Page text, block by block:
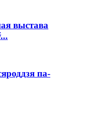
выстава
па-